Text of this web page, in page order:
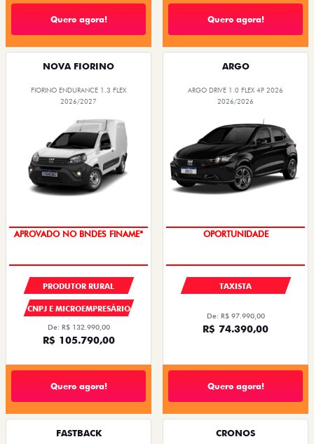
Quero agora! Quero agora!
NOVA FIORINO
FIORINO ENDURANCE 1.3 FLEX
2026/2027
APROVADO NO BNDES FINAME*
PRODUTOR RURAL
CNPJ E MICROEMPRESÁRIO
De: R$ 132.990,00
R$ 105.790,00
Quero agora!
ARGO
ARGO DRIVE 1.0 FLEX 4P 2026
2026/2026
OPORTUNIDADE
TAXISTA
De: R$ 97.990,00
R$ 74.390,00
Quero agora!
FASTBACK CRONOS